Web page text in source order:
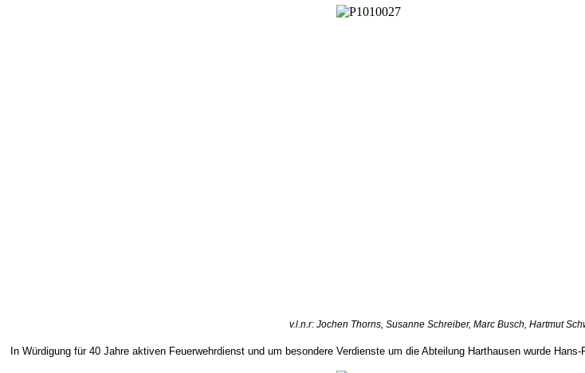
v.l.n.r: Jochen Thorns, Susanne Schreiber, Marc Busch, Hartmut
In Würdigung für 40 Jahre aktiven Feuerwehrdienst und um besondere Verdienste um die Abteilung Harthausen wurde